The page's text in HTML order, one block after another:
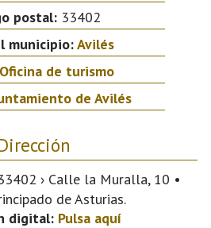
postal:33402
municipio:Avilés
Oficina de turismo
de Avilés
› Calle la Muralla, 10 •
de Asturias.
digital: Pulsa aquí